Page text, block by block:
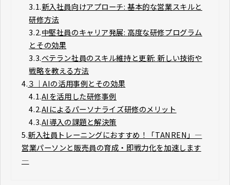
3.1.新入社員向けアプローチ: 基本的な営業スキルと
研修方法
3.2.中堅社員のキャリア発展: 高度な研修プログラム
とその効果
3.3.ベテラン社員のスキル維持と更新: 新しい技術や
戦略を教える方法
4.３｜AIの活用事例とその効果
4.1.AIを活用した研修事例
4.2.AIによるパーソナライズ研修のメリット
4.3.AI導入の課題と解決策
5.新入社員トレーニングにおすすめ！「TANREN」―
営業パーソンと販売員の育成・即戦力化を加速します
―